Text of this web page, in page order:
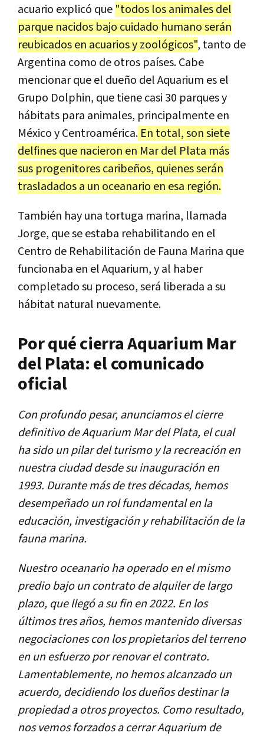
acuario explicó que "todos los animales del
parque nacidos bajo cuidado humano serán
reubicados en acuarios y zoológicos", tanto de
Argentina como de otros países. Cabe
mencionar que el dueño del Aquarium es el
Grupo Dolphin, que tiene casi 30 parques y
hábitats para animales, principalmente en
México y Centroamérica. En total, son siete
delfines que nacieron en Mar del Plata más
sus progenitores caribeños, quienes serán
trasladados a un oceanario en esa región.
También hay una tortuga marina, llamada
Jorge, que se estaba rehabilitando en el
Centro de Rehabilitación de Fauna Marina que
funcionaba en el Aquarium, y al haber
completado su proceso, será liberada a su
hábitat natural nuevamente.
Por qué cierra Aquarium Mar
del Plata: el comunicado
oficial
Con profundo pesar, anunciamos el cierre
definitivo de Aquarium Mar del Plata, el cual
ha sido un pilar del turismo y la recreación en
nuestra ciudad desde su inauguración en
1993. Durante más de tres décadas, hemos
desempeñado un rol fundamental en la
educación, investigación y rehabilitación de la
fauna marina.
Nuestro oceanario ha operado en el mismo
predio bajo un contrato de alquiler de largo
plazo, que llegó a su fin en 2022. En los
últimos tres años, hemos mantenido diversas
negociaciones con los propietarios del terreno
en un esfuerzo por renovar el contrato.
Lamentablemente, no hemos alcanzado un
acuerdo, decidiendo los dueños destinar la
propiedad a otros proyectos. Como resultado,
nos vemos forzados a cerrar Aquarium de